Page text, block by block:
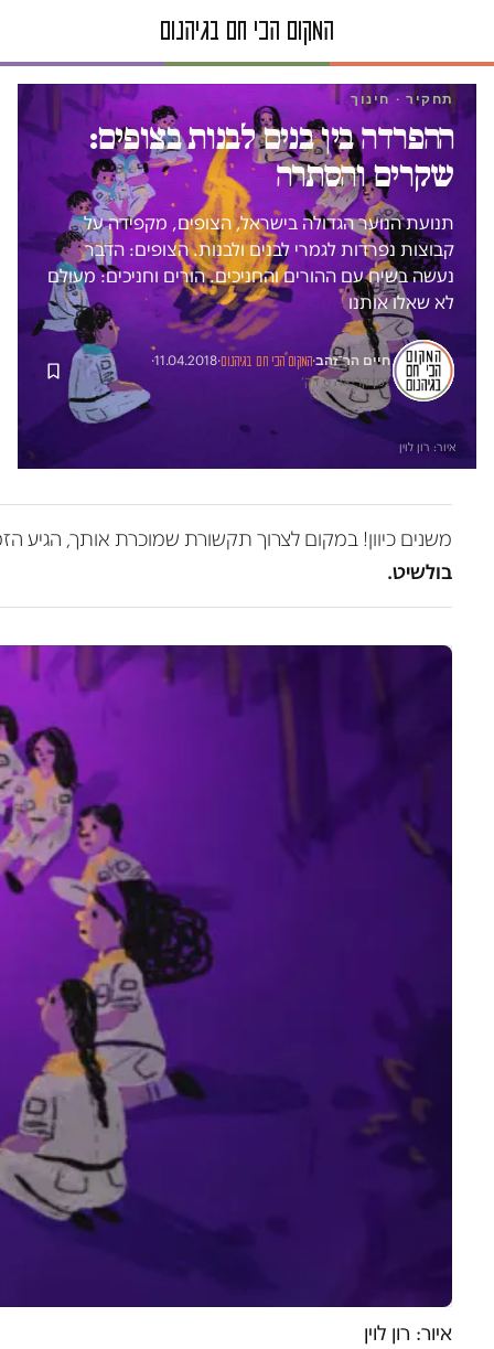
תחקיר · חינוך
ההפרדה בין בנים לבנות בצופים:
שקרים והסתרה
תנועת הנוער הגדולה בישראל, הצופים, מקפידה על
קבוצות נפרדות לגמרי לבנים ולבנות. הצופים: הדבר
נעשה בשיח עם ההורים והחניכים. הורים וחניכים: מעולם
לא שאלו אותנו
חיים הר־זהב·המקום הכי חם בגיהנום·
11.04.2018
·
זמן קריאה 6 דק׳
איור: רון לוין
משנים כיוון! במקום לצרוך תקשורת שמוכרת אותך, הגיע
בולשיט.
איור: רון לוין